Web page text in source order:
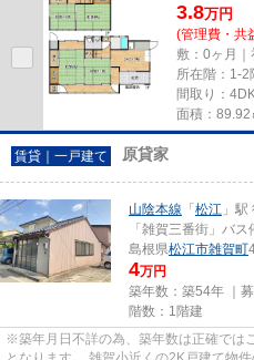
3.8万円
(管理費・共
敷：0ヶ月｜
所在階：1-2
間取り：
面積：89.92
賃貸｜一戸建て 原貸家
山陰本線 「 松江 」
「雑賀三番街」バ
島根県松江市雑賀町
4万円
築年数：築54年 ｜募
階数：1階建
※築年月日不詳の為、築年数は正確ではございません ※女性